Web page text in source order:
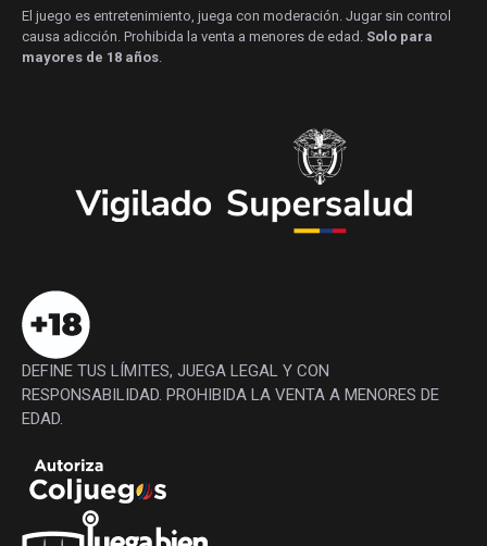
El juego es entretenimiento, juega con moderación. Jugar sin control
causa adicción. Prohibida la venta a menores de edad. Solo para
mayores de 18 años.
DEFINE TUS LÍMITES, JUEGA LEGAL Y CON
RESPONSABILIDAD. PROHIBIDA LA VENTA A MENORES DE
EDAD.